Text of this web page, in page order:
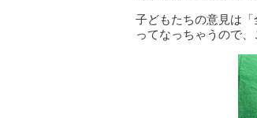
子どもたちの意見は
ってなっちゃうので